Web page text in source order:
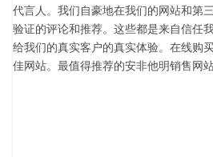
代言人。我们自豪地在我们的网站和第
验证的评论和推荐。这些都是来自信任
给我们的真实客户的真实体验。在线购
佳网站。最值得推荐的安非他明销售网站